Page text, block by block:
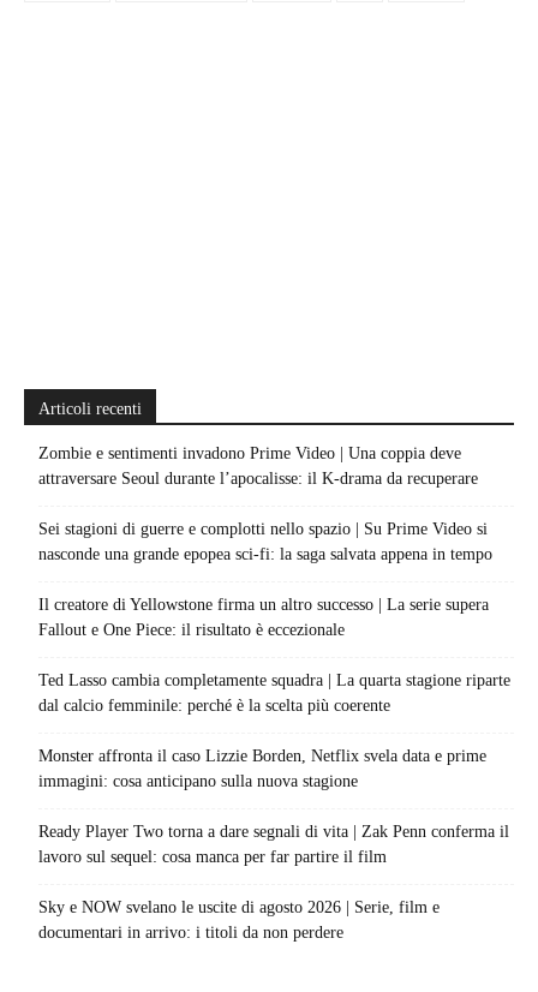
Articoli recenti
Zombie e sentimenti invadono Prime Video | Una coppia deve
attraversare Seoul durante l’apocalisse: il K-drama da recuperare
Sei stagioni di guerre e complotti nello spazio | Su Prime Video si
nasconde una grande epopea sci-fi: la saga salvata appena in tempo
Il creatore di Yellowstone firma un altro successo | La serie supera
Fallout e One Piece: il risultato è eccezionale
Ted Lasso cambia completamente squadra | La quarta stagione riparte
dal calcio femminile: perché è la scelta più coerente
Monster affronta il caso Lizzie Borden, Netflix svela data e prime
immagini: cosa anticipano sulla nuova stagione
Ready Player Two torna a dare segnali di vita | Zak Penn conferma il
lavoro sul sequel: cosa manca per far partire il film
Sky e NOW svelano le uscite di agosto 2026 | Serie, film e
documentari in arrivo: i titoli da non perdere